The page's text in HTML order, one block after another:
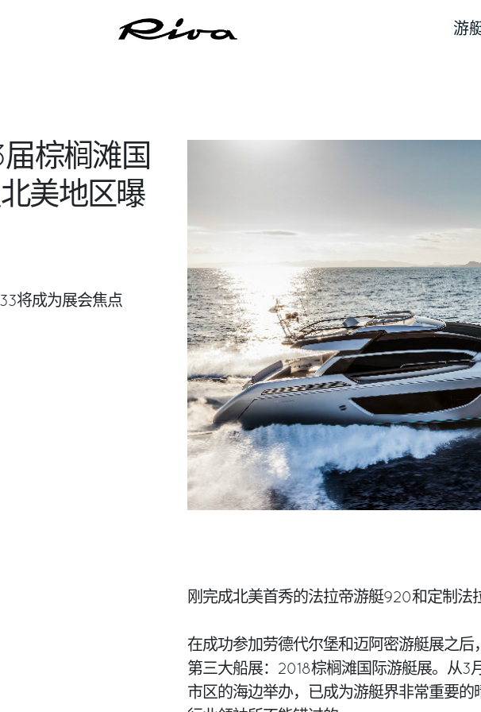
游
棕榈滩国
美地区曝
将成为展会焦点
刚完成北美首秀的法拉帝游艇920和定制法
在成功参加劳德代尔堡和迈阿密游艇展之
第三大船展：2018棕榈滩国际游艇展。从3
市区的海边举办，已成为游艇界非常重要